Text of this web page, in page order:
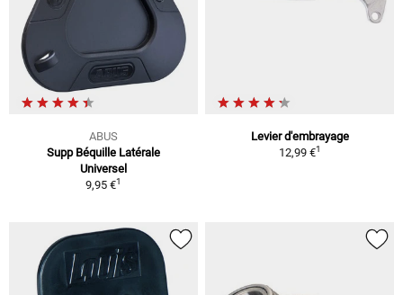
ABUS
Supp Béquille Latérale
Universel
9,95 €1
Levier d'embrayage
12,99 €1